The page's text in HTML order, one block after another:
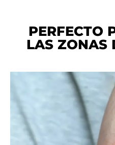
PERFECTO
LAS ZONAS